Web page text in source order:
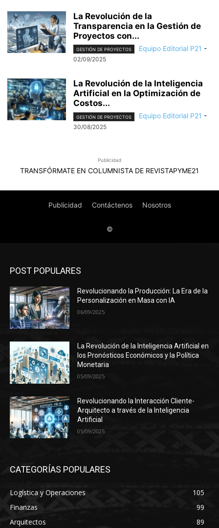
POST POPULARES
Revolucionando la Producción: La Era de la
Personalización en Masa con IA
06/09/2025
La Revolución de la Inteligencia Artificial en
los Pronósticos Económicos y la Política
Monetaria
05/09/2025
Revolucionando la Interacción Cliente-
Arquitecto a través de la Inteligencia
Artificial
05/09/2025
CATEGORÍAS POPULARES
Logística y Operaciones
105
Finanzas
99
Arquitectos
89